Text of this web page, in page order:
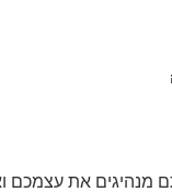
מנהיגים את